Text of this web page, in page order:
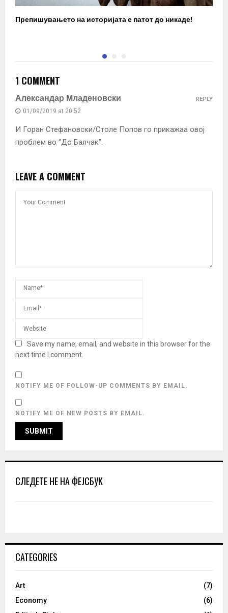
Препишувањето на историјата е патот до никаде!
1 COMMENT
Александар Младеновски
01/09/2019 at 20:52
И Горан Стефановски/Столе Попов го прикажаа овој
проблем во “До Балчак”.
REPLY
LEAVE A COMMENT
Save my name, email, and website in this browser for the
next time I comment.
NOTIFY ME OF FOLLOW-UP COMMENTS BY EMAIL.
NOTIFY ME OF NEW POSTS BY EMAIL.
СЛЕДЕТЕ НЕ НА ФЕЈСБУК
CATEGORIES
Art
(7)
Economy
(6)